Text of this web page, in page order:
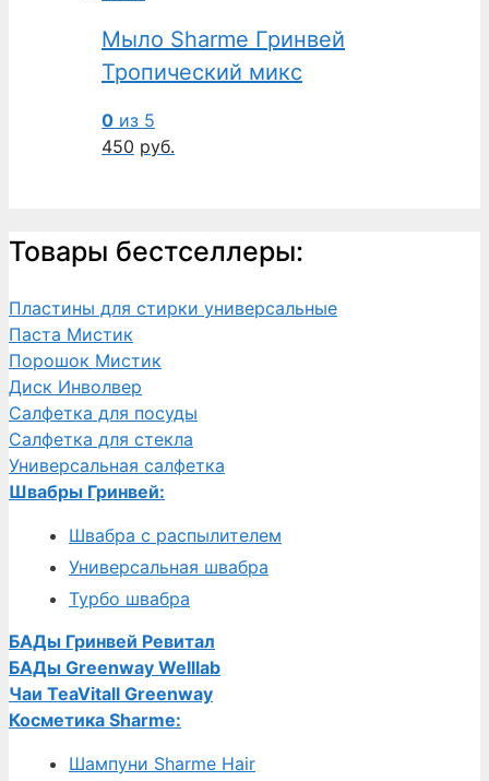
Мыло Sharme Гринвей
Тропический микс
0 из 5
450 руб.
Товары бестселлеры:
Пластины для стирки универсальные
Паста Мистик
Порошок Мистик
Диск Инволвер
Салфетка для посуды
Салфетка для стекла
Универсальная салфетка
Швабры Гринвей:
Швабра с распылителем
Универсальная швабра
Турбо швабра
БАДы Гринвей Ревитал
БАДы Greenway Welllab
Чаи TeaVitall Greenway
Косметика Sharme:
Шампуни Sharme Hair